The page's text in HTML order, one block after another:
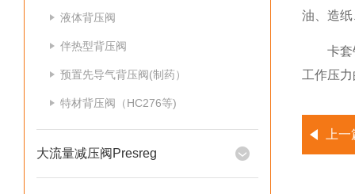
液体背压阀
伴热型背压阀
预置先导气背压阀(制药）
特材背压阀（HC276等)
大流量减压阀Presreg
油、造
卡套针
工作压
上